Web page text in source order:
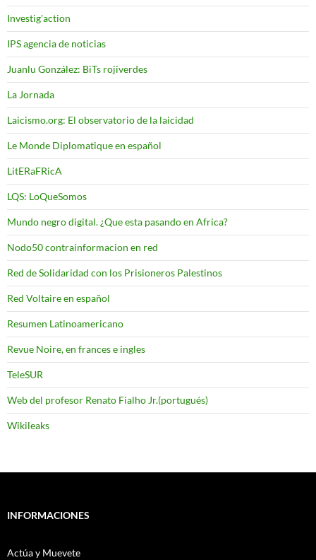
Investig'action
IPS agencia de noticias
Juanlu González: BiTs rojiverdes
La Jornada
Laicismo.org: El observatorio de la laicidad
Le Monde Diplomatique en español
LitERaFRicA
LQS: LoQueSomos
Mundo negro digital. ¿Que esta pasando en Africa?
Nodo50 contrainformacion en red
Red de Solidaridad con los Prisioneros Palestinos
Red Voltaire en español
Resumen Latinoamericano
Revue Noire, en frances e ingles
TeleSUR
Web del profesor Renato Fialho Jr.(portugués)
Wikileaks
INFORMACIONES
Actúa y Muevete